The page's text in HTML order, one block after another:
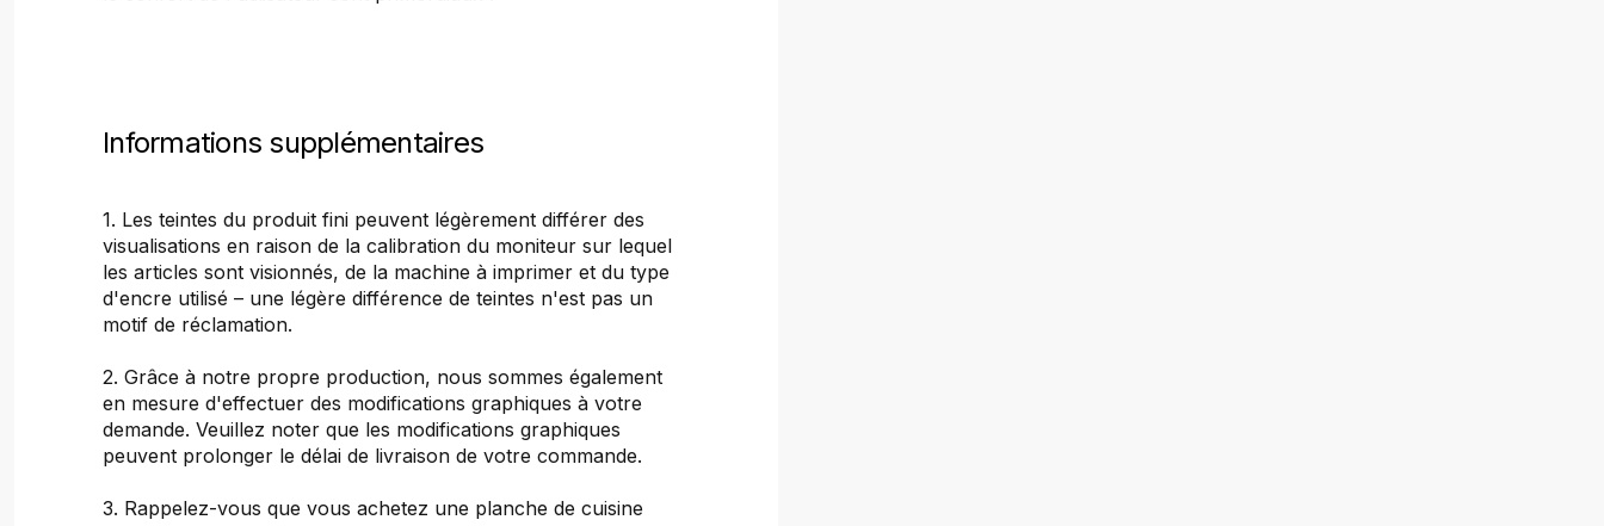
Informations supplémentaires
1. Les teintes du produit fini peuvent légèrement différer des
visualisations en raison de la calibration du moniteur sur lequel
les articles sont visionnés, de la machine à imprimer et du type
d'encre utilisé – une légère différence de teintes n'est pas un
motif de réclamation.
2. Grâce à notre propre production, nous sommes également
en mesure d'effectuer des modifications graphiques à votre
demande. Veuillez noter que les modifications graphiques
peuvent prolonger le délai de livraison de votre commande.
3. Rappelez-vous que vous achetez une planche de cuisine